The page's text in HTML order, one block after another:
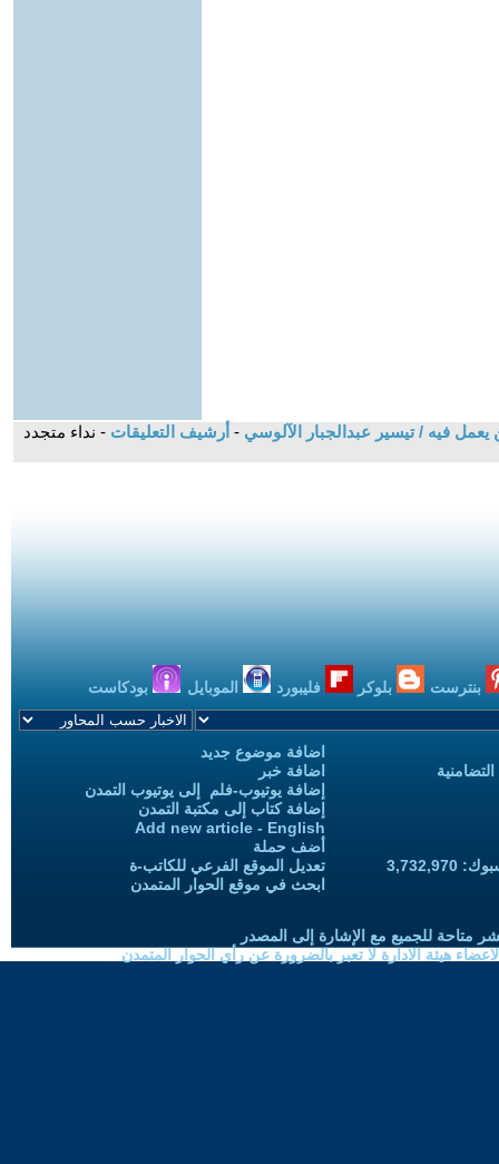
فيه / تيسير عبدالجبار الآلوسي - أرشيف التعليقات - نداء متجدد
بنترست بلوكر فليبورد الموبايل بودكاست
اضافة موضوع جديد
اضافة خبر
إضافة يوتيوب-فلم إلى يوتيوب التمدن
إضافة كتاب إلى مكتبة التمدن
Add new article - English
أضف حملة
تعديل الموقع الفرعي للكاتب-ة
ابحث في موقع الحوار المتمدن
متاحة للجميع مع الإشارة إلى المصدر
هيئة الادارة لا تعبر بالضرورة عن رأي الحوار المتمدن